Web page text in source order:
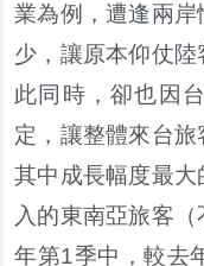
業為例 ，遭逢兩岸
少 ， 讓原本仰仗
此同時 ， 卻也因
定 ， 讓整體來台旅
其中成長幅度最大
入的東南亞旅客 （
年第1季中 ，較去